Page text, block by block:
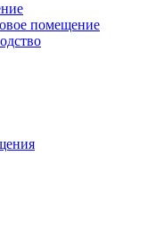
помещение